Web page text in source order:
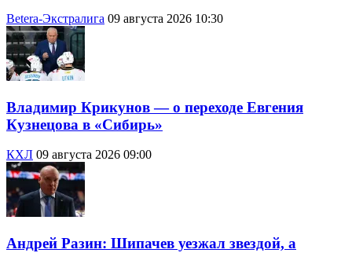
Betera-Экстралига 09 августа 2026 10:30
Владимир Крикунов — о переходе Евгения
Кузнецова в «Сибирь»
КХЛ 09 августа 2026 09:00
Андрей Разин: Шипачев уезжал звездой, а